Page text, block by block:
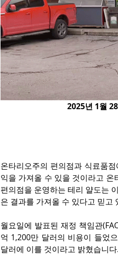
2025년 1월
온타리오주의 편의점과 식료품
익을 가져올 수 있을 것이라고
편의점을 운영하는 테리 얄도는
은 결과를 가져올 수 있다고 믿고
월요일에 발표된 재정 책임관
억 1,200만 달러의 비용이 들었
달러에 이를 것이라고 밝혔습니다.